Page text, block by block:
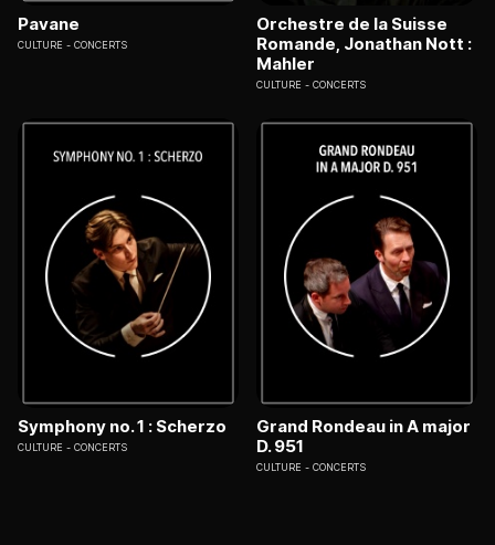
Pavane
CULTURE CONCERTS
Orchestre de la Suisse
Romande, Jonathan Nott :
Mahler
CULTURE CONCERTS
Symphony no. 1 : Scherzo
CULTURE CONCERTS
Grand Rondeau in A major
D. 951
CULTURE CONCERTS